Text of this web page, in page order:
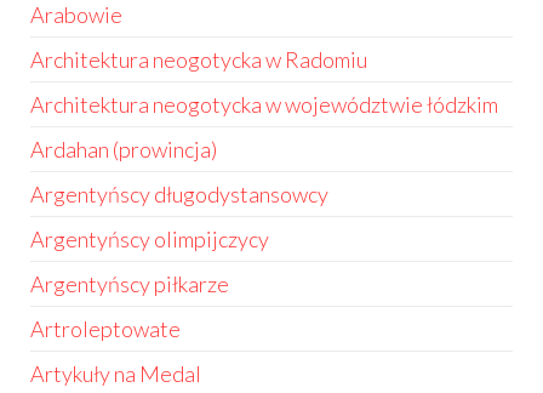
Arabowie
Architektura neogotycka w Radomiu
Architektura neogotycka w województwie łódzkim
Ardahan (prowincja)
Argentyńscy długodystansowcy
Argentyńscy olimpijczycy
Argentyńscy piłkarze
Artroleptowate
Artykuły na Medal